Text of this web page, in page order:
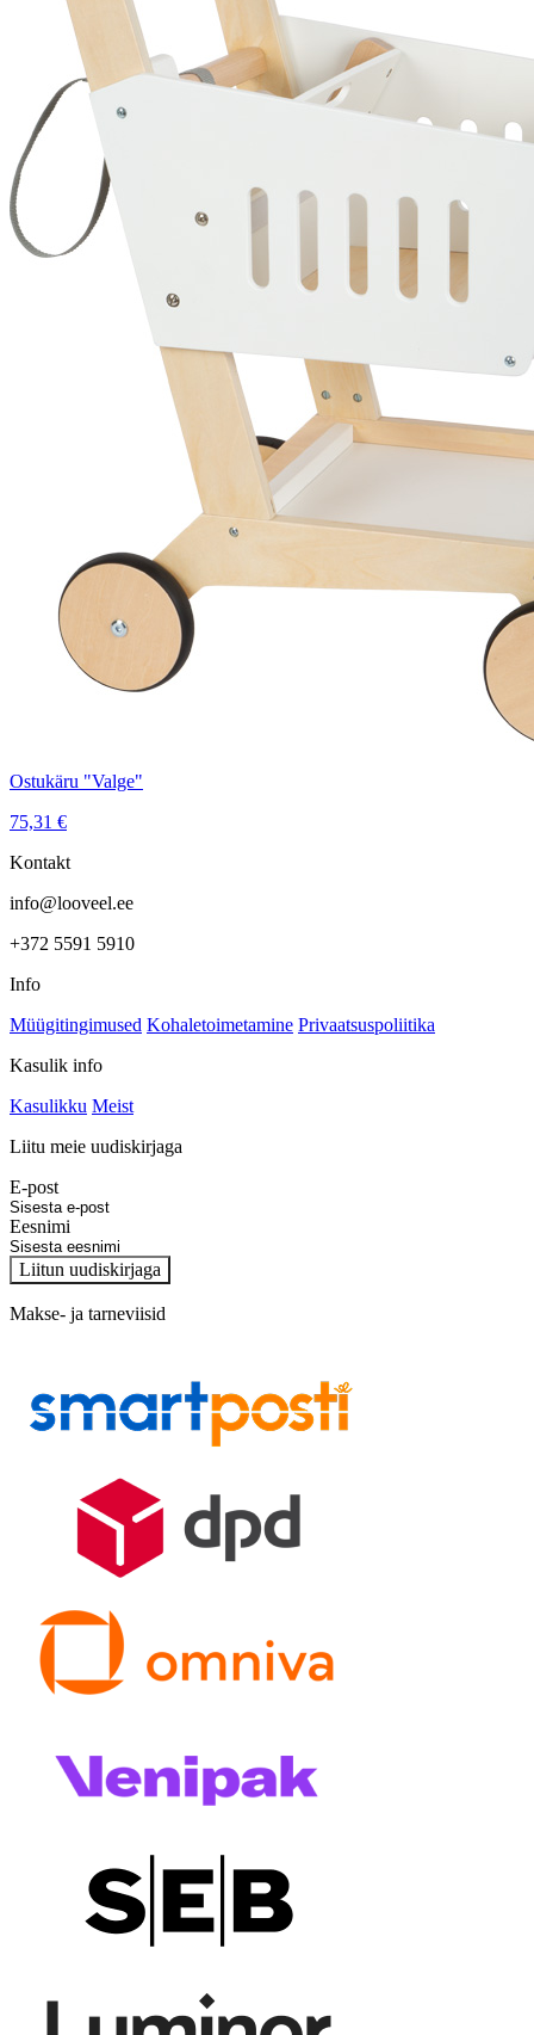
Ostukäru "Valge"
75,31 €
Kontakt
info@looveel.ee
+372 5591 5910
Info
Müügitingimused Kohaletoimetamine Privaatsuspoliitika
Kasulik info
Kasulikku Meist
Liitu meie uudiskirjaga
E-post
Eesnimi
Liitun uudiskirjaga
Makse- ja tarneviisid